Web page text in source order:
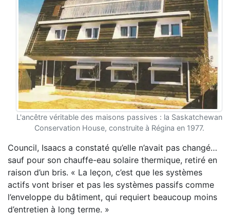
L'ancêtre véritable des maisons passives : la Saskatchewan
Conservation House, construite à Régina en 1977.
Council, Isaacs a constaté qu’elle n’avait pas changé…
sauf pour son chauffe-eau solaire thermique, retiré en
raison d’un bris. « La leçon, c’est que les systèmes
actifs vont briser et pas les systèmes passifs comme
l’enveloppe du bâtiment, qui requiert beaucoup moins
d’entretien à long terme. »